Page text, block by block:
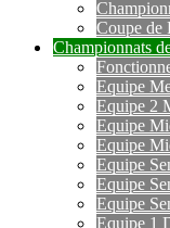
Coupe de
Championnats
Equipe
Equipe 2
Equipe
Equipe
Equipe
Equipe
Equipe
Equipe 1